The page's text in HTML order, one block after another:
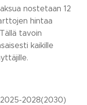
nostetaan 12
hintaa
tavoin
kaikille
2028(2030)